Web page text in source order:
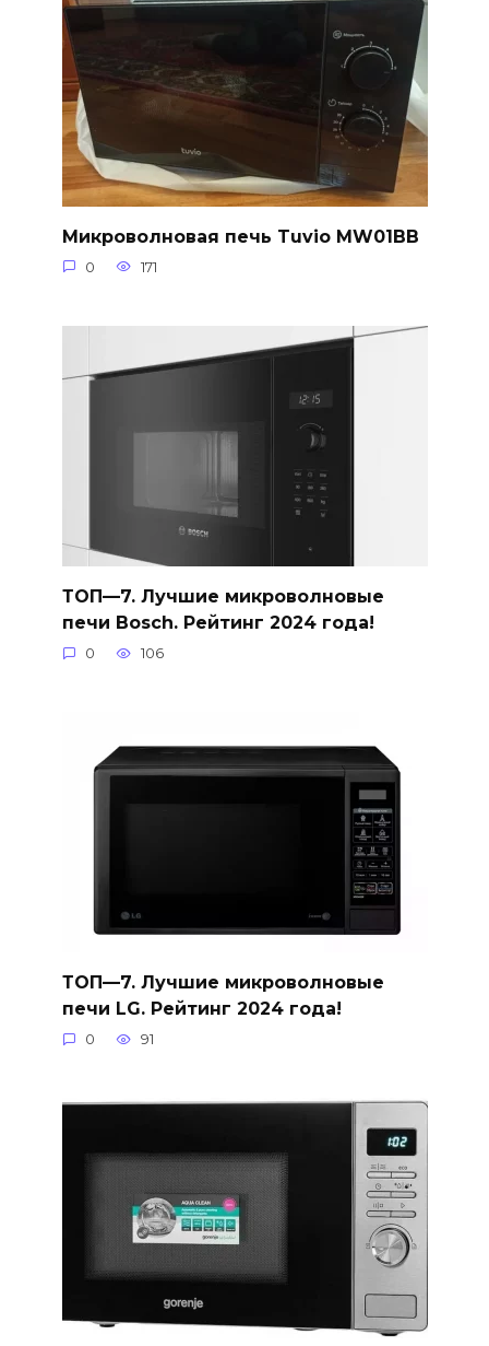
Микроволновая печь Tuvio MW01BB
0 171
ТОП—7. Лучшие микроволновые
печи Bosch. Рейтинг 2024 года!
0 106
ТОП—7. Лучшие микроволновые
печи LG. Рейтинг 2024 года!
0 91